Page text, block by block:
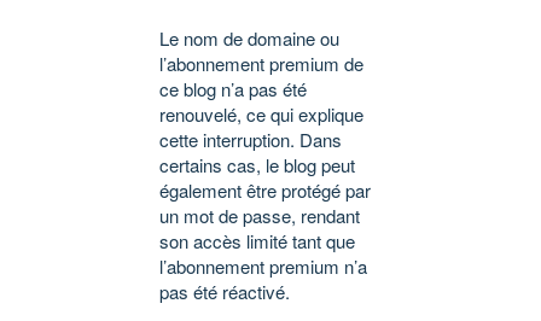
Le nom de domaine ou
l’abonnement premium de
ce blog n’a pas été
renouvelé, ce qui explique
cette interruption. Dans
certains cas, le blog peut
également être protégé par
un mot de passe, rendant
son accès limité tant que
l’abonnement premium n’a
pas été réactivé.